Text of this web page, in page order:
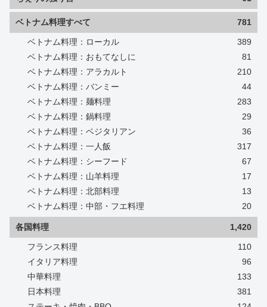
ベトナム料理すべて 781
ベトナム料理：ローカル
389
ベトナム料理：おもてなしに
81
ベトナム料理：アラカルト
210
ベトナム料理：バンミー
44
ベトナム料理：麺料理
283
ベトナム料理：鍋料理
29
ベトナム料理：ベジタリアン
36
ベトナム料理：一人飯
317
ベトナム料理：シーフード
67
ベトナム料理：山羊料理
17
ベトナム料理：北部料理
13
ベトナム料理：中部・フエ料理
20
各国料理 1,420
フランス料理
110
イタリア料理
96
中華料理
133
日本料理
381